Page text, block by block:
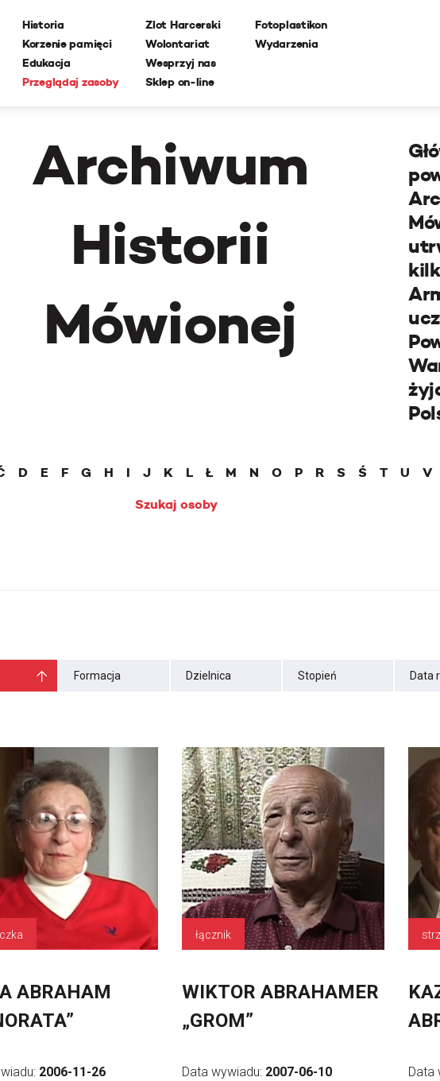
Historia
Korzenie pamięci
Edukacja
Przeglądaj zasoby
Zlot Harcerski
Wolontariat
Wesprzyj nas
Sklep on-line
Fotoplastikon
Wydarzenia
Archiwum
Historii
Mówionej
D E F G H I J K L Ł M N O P R S Ś T U V
Szukaj osoby
Formacja Dzielnica Stopień Data
ABRAHAM
2006-11-26
łącznik
WIKTOR ABRAHAMER
„GROM”
Data wywiadu: 2007-06-10
Data